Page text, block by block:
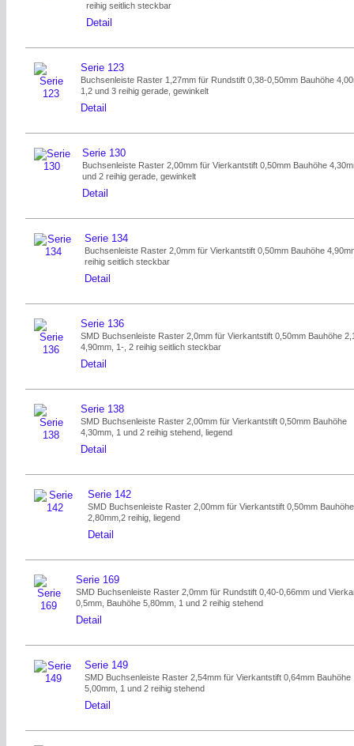
reihig seitlich steckbar
Detail
Serie 123
Buchsenleiste Raster 1,27mm für Rundstift 0,38-0,50mm Bauhöhe
1,2 und 3 reihig gerade, gewinkelt
Detail
Serie 130
Buchsenleiste Raster 2,00mm für Vierkantstift 0,50mm Bauhöhe
und 2 reihig gerade, gewinkelt
Detail
Serie 134
Buchsenleiste Raster 2,0mm für Vierkantstift 0,50mm Bauhöhe
reihig seitlich steckbar
Detail
Serie 136
SMD Buchsenleiste Raster 2,0mm für Vierkantstift 0,50mm Bauhöhe
4,90mm, 1-, 2 reihig seitlich steckbar
Detail
Serie 138
SMD Buchsenleiste Raster 2,00mm für Vierkantstift 0,50mm Bauhöhe
4,30mm, 1 und 2 reihig stehend, liegend
Detail
Serie 142
SMD Buchsenleiste Raster 2,00mm für Vierkantstift 0,50mm Bauhöhe
2,80mm,2 reihig, liegend
Detail
Serie 169
SMD Buchsenleiste Raster 2,0mm für Rundstift 0,40-0,66mm und
0,5mm, Bauhöhe 5,80mm, 1 und 2 reihig stehend
Detail
Serie 149
SMD Buchsenleiste Raster 2,54mm für Vierkantstift 0,64mm Bauhöhe
5,00mm, 1 und 2 reihig stehend
Detail